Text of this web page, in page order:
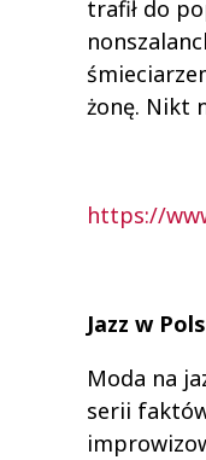
trafił do
żonę. Nikt
https://
Jazz w
Moda na
serii